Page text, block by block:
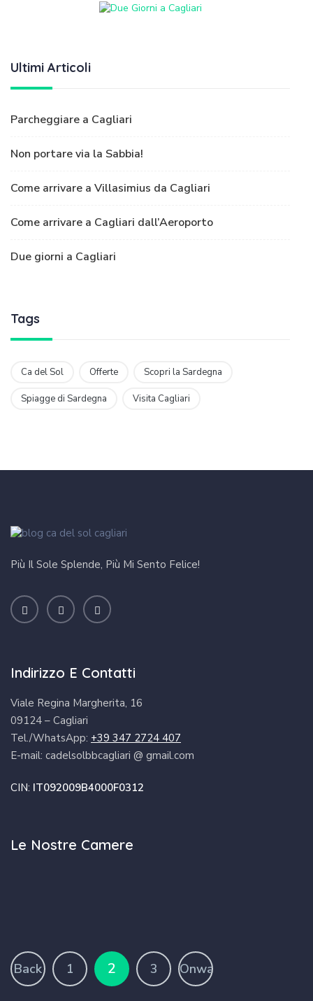
Ultimi Articoli
Parcheggiare a Cagliari
Non portare via la Sabbia!
Come arrivare a Villasimius da Cagliari
Come arrivare a Cagliari dall’Aeroporto
Due giorni a Cagliari
Tags
Ca del Sol Offerte Scopri la Sardegna
Spiagge di Sardegna Visita Cagliari
Più Il Sole Splende, Più Mi Sento Felice!
Indirizzo E Contatti
Viale Regina Margherita, 16
09124 – Cagliari
Tel./WhatsApp: +39 347 2724 407
E-mail: cadelsolbbcagliari @ gmail.com
CIN: IT092009B4000F0312
Le Nostre Camere
Back 1 2 3 Onward